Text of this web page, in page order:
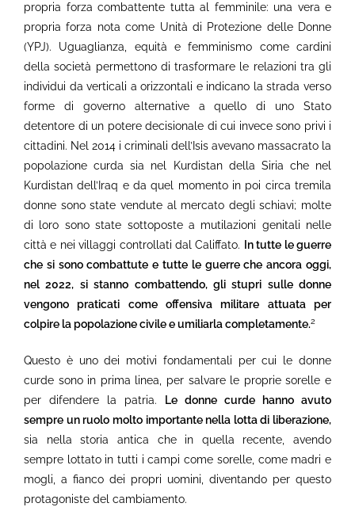
propria forza combattente tutta al femminile: una vera e
propria forza nota come Unità di Protezione delle Donne
(YPJ). Uguaglianza, equità e femminismo come cardini
della società permettono di trasformare le relazioni tra gli
individui da verticali a orizzontali e indicano la strada verso
forme di governo alternative a quello di uno Stato
detentore di un potere decisionale di cui invece sono privi i
cittadini. Nel 2014 i criminali dell’Isis avevano massacrato la
popolazione curda sia nel Kurdistan della Siria che nel
Kurdistan dell’Iraq e da quel momento in poi circa tremila
donne sono state vendute al mercato degli schiavi; molte
di loro sono state sottoposte a mutilazioni genitali nelle
città e nei villaggi controllati dal Califfato.
In tutte le guerre
che si sono combattute e tutte le guerre che ancora oggi,
nel 2022, si stanno combattendo, gli stupri sulle donne
vengono praticati come offensiva militare attuata per
colpire la popolazione civile e umiliarla completamente.2
Questo è uno dei motivi fondamentali per cui le donne
curde sono in prima linea, per salvare le proprie sorelle e
per difendere la patria.
Le donne curde hanno avuto
sempre un ruolo molto importante nella lotta di liberazione,
sia nella storia antica che in quella recente, avendo
sempre lottato in tutti i campi come sorelle, come madri e
mogli, a fianco dei propri uomini, diventando per questo
protagoniste del cambiamento.